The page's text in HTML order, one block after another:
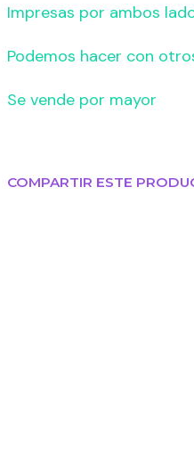
Impresas por ambos
Podemos hacer con
Se vende por mayor
COMPARTIR ESTE